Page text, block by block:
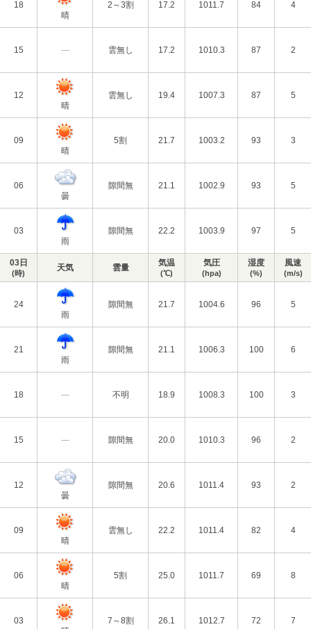
18
晴
2～3割 17.2 1011.7 84 4
15 --- 雲無し 17.2 1010.3 87 2
12
晴
雲無し 19.4 1007.3 87 5
09
晴
5割 21.7 1003.2 93 3
06
曇
隙間無 21.1 1002.9 93 5
03
雨
隙間無 22.2 1003.9 97 5
03日
(時)
天気 雲量 気温
(℃)
気圧
(hpa)
湿度
(%)
風速
(m/s)
24
雨
隙間無 21.7 1004.6 96 5
21
雨
隙間無 21.1 1006.3 100 6
18 --- 不明 18.9 1008.3 100 3
15 --- 隙間無 20.0 1010.3 96 2
12
曇
隙間無 20.6 1011.4 93 2
09
晴
雲無し 22.2 1011.4 82 4
06
晴
5割 25.0 1011.7 69 8
03
7～8割 26.1 1012.7 72 7